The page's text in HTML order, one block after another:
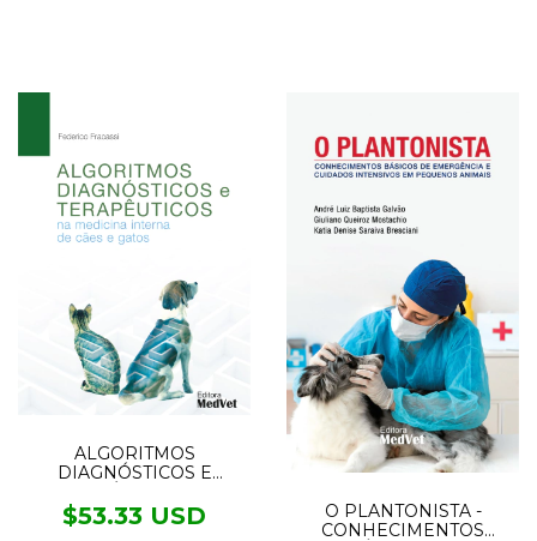
ALGORITMOS
DIAGNÓSTICOS E
MEDICINA INTERNA DE
CÃES E GATOS
$53.33 USD
O PLANTONISTA -
CONHECIMENTOS